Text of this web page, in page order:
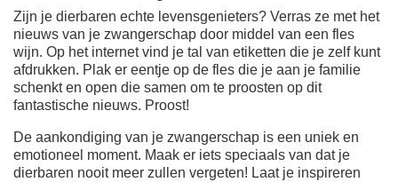
Zijn je dierbaren echte levensgenieters? Verras ze met het
nieuws van je zwangerschap door middel van een fles
wijn. Op het internet vind je tal van etiketten die je zelf kunt
afdrukken. Plak er eentje op de fles die je aan je familie
schenkt en open die samen om te proosten op dit
fantastische nieuws. Proost!
De aankondiging van je zwangerschap is een uniek en
emotioneel moment. Maak er iets speciaals van dat je
dierbaren nooit meer zullen vergeten! Laat je inspireren